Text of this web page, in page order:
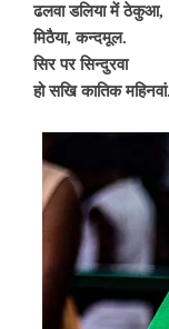
ढलवा डलियामें ठेकुआ,
मिठैया,कन्दमूल.
सिर परसिन्दुरवा
हो सखिकातिक